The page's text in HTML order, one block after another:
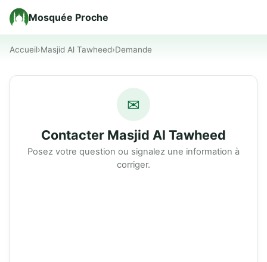
Mosquée Proche
Accueil›Masjid Al Tawheed›Demande
✉
Contacter Masjid Al Tawheed
Posez votre question ou signalez une information à
corriger.